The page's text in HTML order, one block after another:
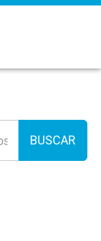
BUSCAR